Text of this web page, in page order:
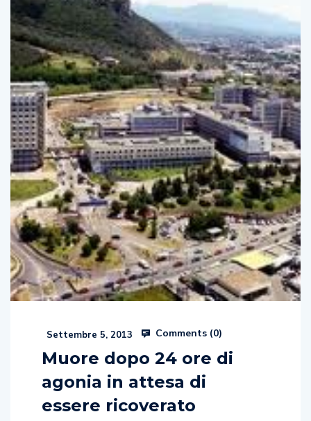
Settembre 5, 2013 Comments (0)
Muore dopo 24 ore di
agonia in attesa di
essere ricoverato